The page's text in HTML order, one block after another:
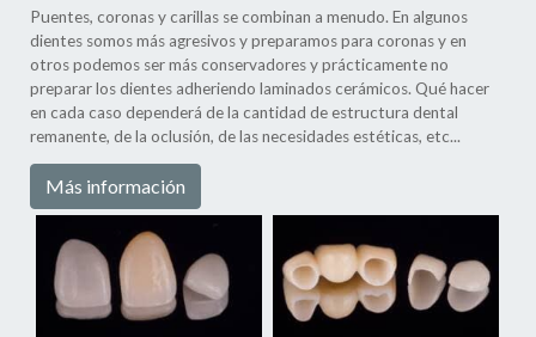
Puentes, coronas y carillas se combinan a menudo. En algunos
dientes somos más agresivos y preparamos para coronas y en
otros podemos ser más conservadores y prácticamente no
preparar los dientes adheriendo laminados cerámicos. Qué hacer
en cada caso dependerá de la cantidad de estructura dental
remanente, de la oclusión, de las necesidades estéticas, etc...
Más información